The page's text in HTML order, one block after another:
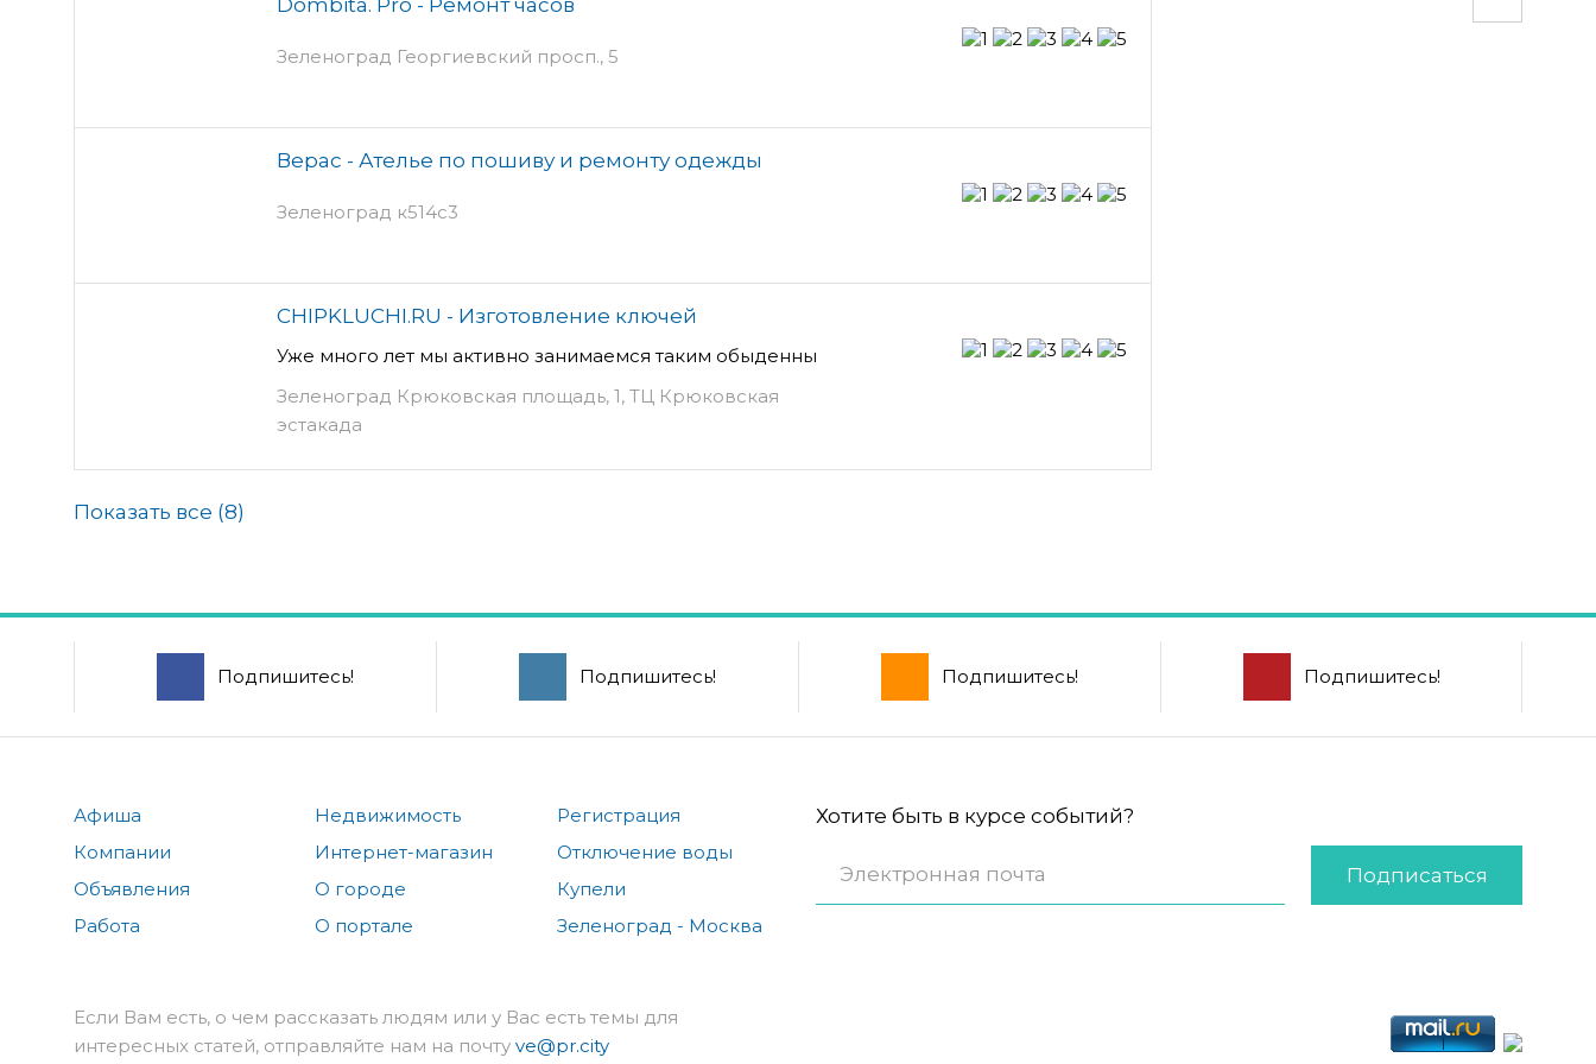
Зеленоград Георгиевский просп., 5
Верас - Ателье по пошиву и ремонту одежды
Зеленоград к514с3
CHIPKLUCHI.RU - Изготовление ключей
Уже много лет мы активно занимаемся таким обыденны
Зеленоград Крюковская площадь, 1, ТЦ Крюковская
эстакада
Показать все (8)
Подпишитесь! Подпишитесь! Подпишитесь! Подпишитесь!
Афиша
Компании
Объявления
Работа
Недвижимость
Интернет-магазин
О городе
О портале
Регистрация
Отключение воды
Купели
Зеленоград - Москва
Хотите быть в курсе событий?
Подписаться
Если Вам есть, о чем рассказать людям или у Вас есть темы для
интересных статей, отправляйте нам на почту ve@pr.city